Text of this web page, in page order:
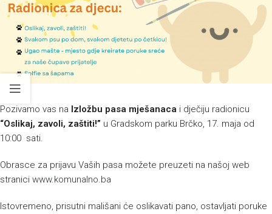
Pozivamo vas na Izložbu pasa mješanaca i dječiju radionicu
“Oslikaj, zavoli, zaštiti!” u Gradskom parku Brčko, 17. maja od
10:00 sati.
Obrasce za prijavu Vaših pasa možete preuzeti na našoj web
stranici www.komunalno.ba
Istovremeno, prisutni mališani će oslikavati pano, ostavljati poruke